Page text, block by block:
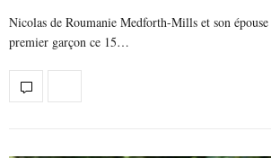
Nicolas de Roumanie Medforth-Mills et son
premier garçon ce 15…